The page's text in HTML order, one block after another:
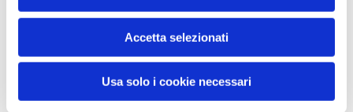
Accetta selezionati
Usa solo i cookie necessari